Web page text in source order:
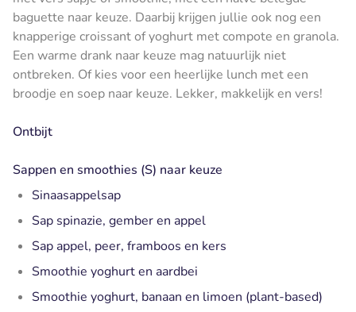
baguette naar keuze. Daarbij krijgen jullie ook nog een
knapperige croissant of yoghurt met compote en granola.
Een warme drank naar keuze mag natuurlijk niet
ontbreken. Of kies voor een heerlijke lunch met een
broodje en soep naar keuze. Lekker, makkelijk en vers!
Ontbijt
Sappen en smoothies (S) naar keuze
Sinaasappelsap
Sap spinazie, gember en appel
Sap appel, peer, framboos en kers
Smoothie yoghurt en aardbei
Smoothie yoghurt, banaan en limoen (plant-based)